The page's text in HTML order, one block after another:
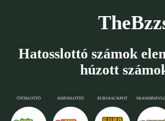
Hatosslottó számok
húzott
ÖTÖSLOTTÓ HATOSLOTTÓ EUROJACKPOT